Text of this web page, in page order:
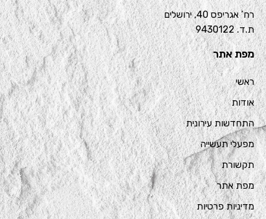
רח’ אגריפס 40, ירושלים
ת.ד. 9430122
מפת אתר
ראשי
אודות
התחדשות עירונית
מפעלי תעשייה
תקשורת
מפת אתר
מדיניות פרטיות